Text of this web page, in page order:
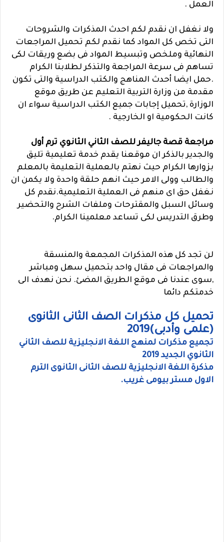
العمل .
ولا نغفل ان نقدم لكم احدث المذكرات والشروحات
التى تخص كل المواد كما نقدم لكم تحميل المراجعات
النهائية وملخص وتبسيط المواد فى بضع وريقات لكى
تساهم فى سرعة المراجعة والتذكر لطلابنا الكرام
.حمل ايضا أحدث المناهج والكتب الدراسية والتى تكون
مقدمة من وزارة التربية التعليم عن طريق موقع
الوزارة ,تحميل إجابات جميع الكتب الدراسية سواء ان
كانت الحكومية او الخارجية .
مراجعة قصة جاليفر للصف الثاني الثانوي ترم أول
والجدير بالذكر ان موقعنا يقدم خدمة تعليمية تليق
بزوارها الكرام حيث نهتم بالعملية التعليمة بالمعلم
والطالب وولى الامر حيث انهم حلقة واحدة ولا يكمن ان
نغفل حق اى منهم فى العملية التعليمية.نقدم كل
وسائل السبل والمقترحات وملفات الشرح والتحضير
وطرق التدريس لكى تساعد معلمينا الكرام.
لن تجد كل هذه المذكرات المجمعة والمنسقة
والمراجعات فى مقال واحد بتحميل سهل ومباشر
,سوى عندنا فى موقع الطريق المضئ. نحن نهدف الى
خدمتكم دائما
تحميل كل مذكرات الصف الثانى الثانوى
(علمى وأدبى)2019
تجميع مذكرات لمنهج اللغة الانجليزية للصف الثاني
الثانوي الجديد 2019
مذكرة اللغة الانجليزية للصف الثانى الثانوى الترم
الاول مستر بيومى غريب.